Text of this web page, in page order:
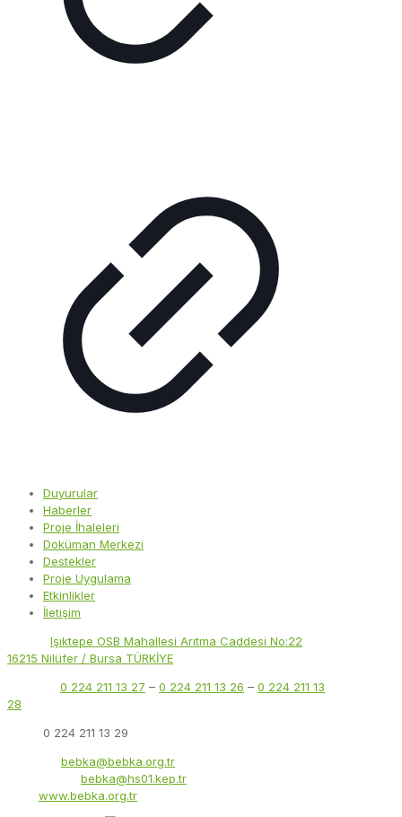
Duyurular
Haberler
Proje İhaleleri
Doküman Merkezi
Destekler
Proje Uygulama
Etkinlikler
İletişim
Işıktepe OSB Mahallesi Arıtma Caddesi No:22
16215 Nilüfer / Bursa TÜRKİYE
0 224 211 13 27 – 0 224 211 13 26 – 0 224 211 13
28
0 224 211 13 29
bebka@bebka.org.tr
bebka@hs01.kep.tr
www.bebka.org.tr